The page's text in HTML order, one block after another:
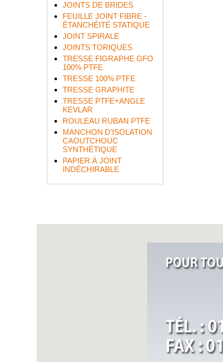
JOINTS DE BRIDES
FEUILLE JOINT FIBRE -
ÉTANCHÉITÉ STATIQUE
JOINT SPIRALE
JOINTS TORIQUES
TRESSE FIGRAPHE GFO
100% PTFE
TRESSE 100% PTFE
TRESSE GRAPHITE
TRESSE PTFE+ANGLE
KEVLAR
ROULEAU RUBAN PTFE
MANCHON D’ISOLATION
CAOUTCHOUC
SYNTHÉTIQUE
PAPIER À JOINT
INDÉCHIRABLE